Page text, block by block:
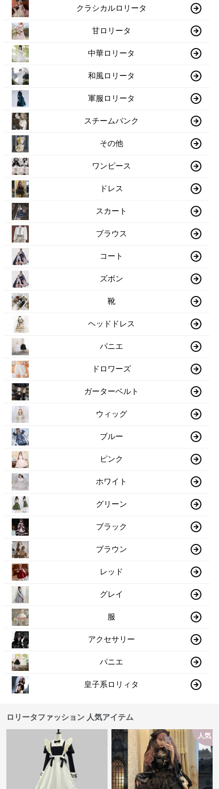
クラシカルロリータ
甘ロリータ
中華ロリータ
和風ロリータ
軍服ロリータ
スチームパンク
その他
ワンピース
ドレス
スカート
ブラウス
コート
ズボン
靴
ヘッドドレス
パニエ
ドロワーズ
ガーターベルト
ウィッグ
ブルー
ピンク
ホワイト
グリーン
ブラック
ブラウン
レッド
グレイ
服
アクセサリー
パニエ
皇子系ロリィタ
ロリータファッション 人気アイテム
人気